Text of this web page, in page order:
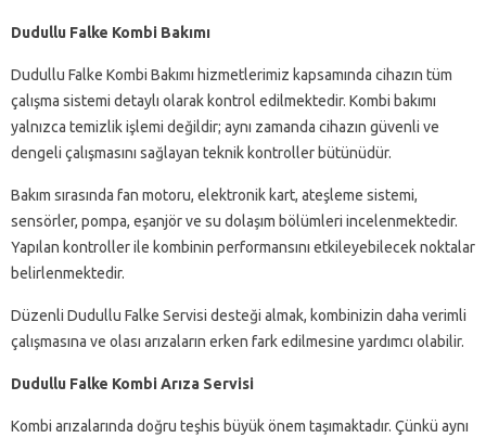
Dudullu Falke Kombi Bakımı
Dudullu Falke Kombi Bakımı hizmetlerimiz kapsamında cihazın tüm
çalışma sistemi detaylı olarak kontrol edilmektedir. Kombi bakımı
yalnızca temizlik işlemi değildir; aynı zamanda cihazın güvenli ve
dengeli çalışmasını sağlayan teknik kontroller bütünüdür.
Bakım sırasında fan motoru, elektronik kart, ateşleme sistemi,
sensörler, pompa, eşanjör ve su dolaşım bölümleri incelenmektedir.
Yapılan kontroller ile kombinin performansını etkileyebilecek noktalar
belirlenmektedir.
Düzenli Dudullu Falke Servisi desteği almak, kombinizin daha verimli
çalışmasına ve olası arızaların erken fark edilmesine yardımcı olabilir.
Dudullu Falke Kombi Arıza Servisi
Kombi arızalarında doğru teşhis büyük önem taşımaktadır. Çünkü aynı